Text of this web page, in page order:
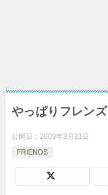
やっぱりフレンズ
公開日： 2009年3月21日
FRIENDS